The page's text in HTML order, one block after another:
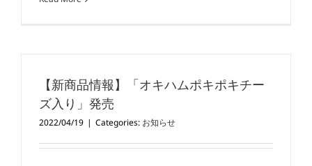
【新商品情報】「オキハムポキポキチー
ズ入り」発売
2022/04/19 | Categories: お知らせ